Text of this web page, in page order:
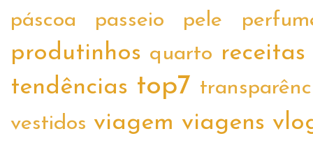
páscoa
passeio pele
produtinhos quarto receitas
tendências top7
vestidos viagem viagens